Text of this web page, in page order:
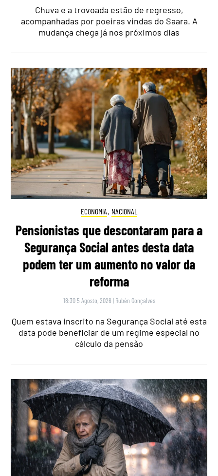
Chuva e a trovoada estão de regresso,
acompanhadas por poeiras vindas do Saara. A
mudança chega já nos próximos dias
ECONOMIA , NACIONAL
Pensionistas que descontaram para a
Segurança Social antes desta data
podem ter um aumento no valor da
reforma
18:30 5 Agosto, 2026 | Rubén Gonçalves
Quem estava inscrito na Segurança Social até esta
data pode beneficiar de um regime especial no
cálculo da pensão